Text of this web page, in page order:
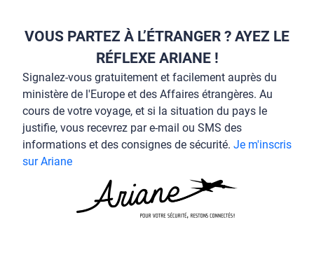
VOUS PARTEZ À L’ÉTRANGER ? AYEZ LE
RÉFLEXE ARIANE !
Signalez-vous gratuitement et facilement auprès du
ministère de l'Europe et des Affaires étrangères. Au
cours de votre voyage, et si la situation du pays le
justifie, vous recevrez par e-mail ou SMS des
informations et des consignes de sécurité. Je m'inscris
sur Ariane